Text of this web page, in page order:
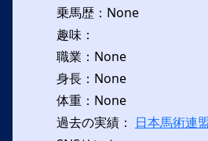
乗馬歴：None
趣味：
職業：None
身長：None
体重：None
過去の実績： 日本馬術連